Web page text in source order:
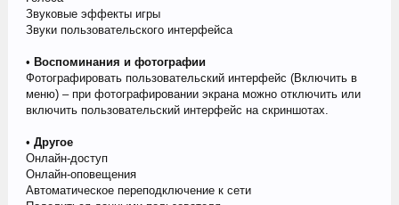
Звуковые эффекты игры
Звуки пользовательского интерфейса
• Воспоминания и фотографии
Фотографировать пользовательский интерфейс (Включить в
меню) – при фотографировании экрана можно отключить или
включить пользовательский интерфейс на скриншотах.
• Другое
Онлайн-доступ
Онлайн-оповещения
Автоматическое переподключение к сети